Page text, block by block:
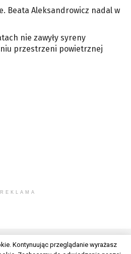
Beata Aleksandrowicz nadal w
nie zawyły syreny
przestrzeni powietrznej
REKLAMA
Kontynuując przeglądanie wyrażasz